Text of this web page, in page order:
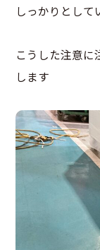
しっかりとして
こうした注意
します